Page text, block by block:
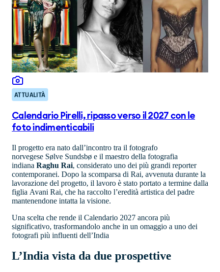
ATTUALITÀ
Calendario Pirelli, ripasso verso il 2027 con le
foto indimenticabili
Il progetto era nato dall’incontro tra il fotografo
norvegese Sølve Sundsbø e il maestro della fotografia
indiana Raghu Rai, considerato uno dei più grandi reporter
contemporanei. Dopo la scomparsa di Rai, avvenuta durante la
lavorazione del progetto, il lavoro è stato portato a termine dalla
figlia Avani Rai, che ha raccolto l’eredità artistica del padre
mantenendone intatta la visione.
Una scelta che rende il Calendario 2027 ancora più
significativo, trasformandolo anche in un omaggio a uno dei
fotografi più influenti dell’India
L’India vista da due prospettive